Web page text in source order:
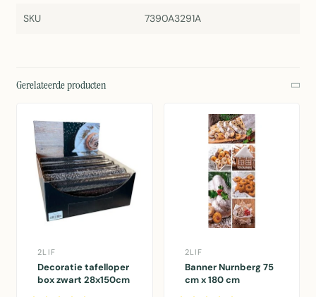
SKU 7390A3291A
Gerelateerde producten
2LIF
Decoratie tafelloper
box zwart 28x150cm
2LIF
Banner Nurnberg 75
cm x 180 cm